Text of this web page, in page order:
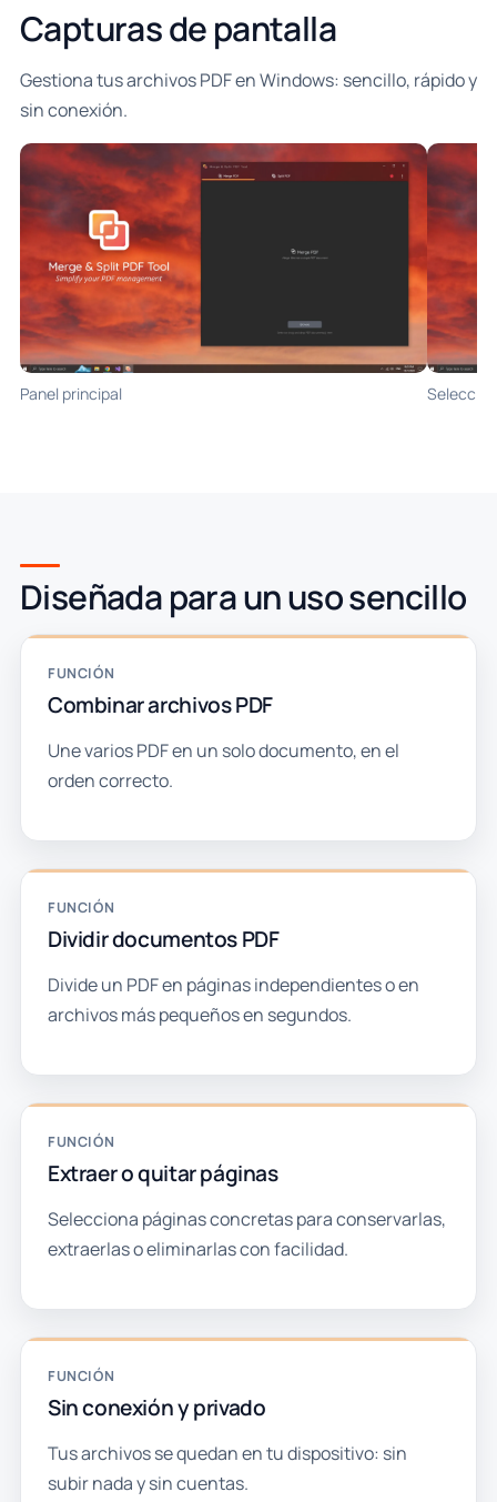
Capturas de pantalla
Gestiona tus archivos PDF en Windows: sencillo, rápido y
sin conexión.
Panel principal
Diseñada para un uso sencillo
FUNCIÓN
Combinar archivos PDF
Une varios PDF en un solo documento, en el
orden correcto.
FUNCIÓN
Dividir documentos PDF
Divide un PDF en páginas independientes o en
archivos más pequeños en segundos.
FUNCIÓN
Extraer o quitar páginas
Selecciona páginas concretas para conservarlas,
extraerlas o eliminarlas con facilidad.
FUNCIÓN
Sin conexión y privado
Tus archivos se quedan en tu dispositivo: sin
subir nada y sin cuentas.